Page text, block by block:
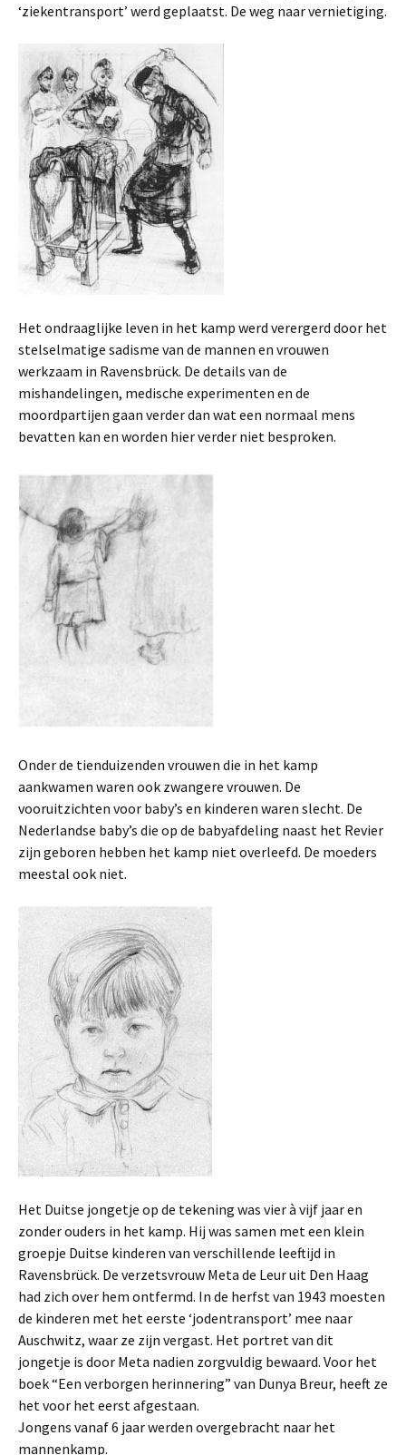
‘ziekentransport’ werd geplaatst. De weg naar vernietiging.
Het ondraaglijke leven in het kamp werd verergerd door het
stelselmatige sadisme van de mannen en vrouwen
werkzaam in Ravensbrück. De details van de
mishandelingen, medische experimenten en de
moordpartijen gaan verder dan wat een normaal mens
bevatten kan en worden hier verder niet besproken.
Onder de tienduizenden vrouwen die in het kamp
aankwamen waren ook zwangere vrouwen. De
vooruitzichten voor baby’s en kinderen waren slecht. De
Nederlandse baby’s die op de babyafdeling naast het Revier
zijn geboren hebben het kamp niet overleefd. De moeders
meestal ook niet.
Het Duitse jongetje op de tekening was vier à vijf jaar en
zonder ouders in het kamp. Hij was samen met een klein
groepje Duitse kinderen van verschillende leeftijd in
Ravensbrück. De verzetsvrouw Meta de Leur uit Den Haag
had zich over hem ontfermd. In de herfst van 1943 moesten
de kinderen met het eerste ‘jodentransport’ mee naar
Auschwitz, waar ze zijn vergast. Het portret van dit
jongetje is door Meta nadien zorgvuldig bewaard. Voor het
boek “Een verborgen herinnering” van Dunya Breur, heeft ze
het voor het eerst afgestaan.
Jongens vanaf 6 jaar werden overgebracht naar het
mannenkamp.